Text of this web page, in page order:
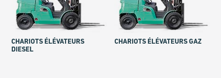
CHARIOTS ÉLÉVATEURS
DIESEL
CHARIOTS ÉLÉVATEURS GAZ